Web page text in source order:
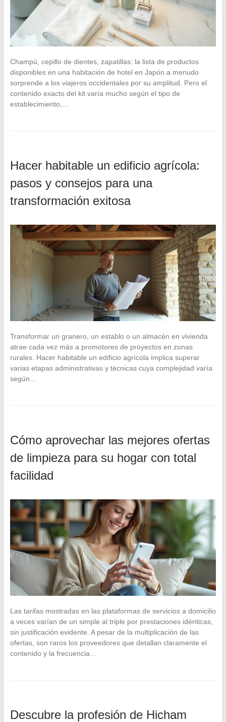
Champú, cepillo de dientes, zapatillas: la lista de productos
disponibles en una habitación de hotel en Japón a menudo
sorprende a los viajeros occidentales por su amplitud. Pero el
contenido exacto del kit varía mucho según el tipo de
establecimiento,…
Hacer habitable un edificio agrícola:
pasos y consejos para una
transformación exitosa
Transformar un granero, un establo o un almacén en vivienda
atrae cada vez más a promotores de proyectos en zonas
rurales. Hacer habitable un edificio agrícola implica superar
varias etapas administrativas y técnicas cuya complejidad varía
según…
Cómo aprovechar las mejores ofertas
de limpieza para su hogar con total
facilidad
Las tarifas mostradas en las plataformas de servicios a domicilio
a veces varían de un simple al triple por prestaciones idénticas,
sin justificación evidente. A pesar de la multiplicación de las
ofertas, son raros los proveedores que detallan claramente el
contenido y la frecuencia…
Descubre la profesión de Hicham